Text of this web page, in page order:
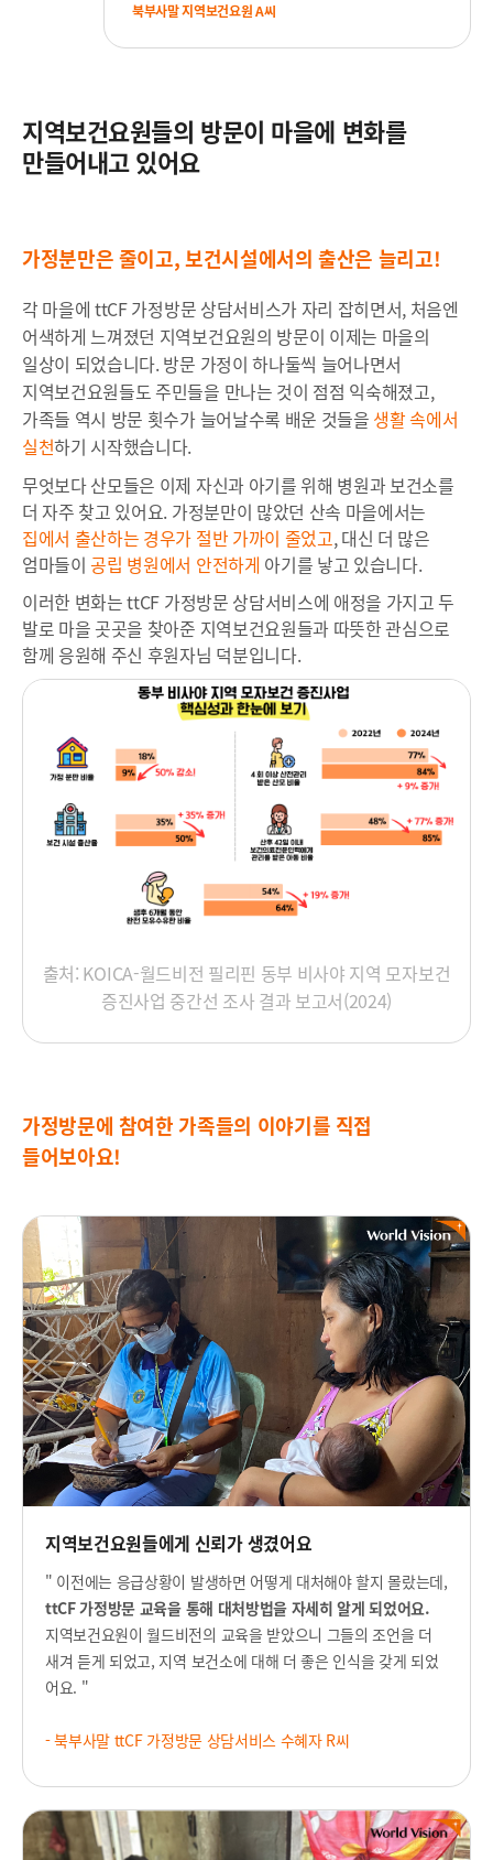
북부사말 지역보건요원 A씨
지역보건요원들의 방문이 마을에 변화를
만들어내고 있어요
가정분만은 줄이고, 보건시설에서의 출산은 늘리고!
각 마을에 ttCF 가정방문 상담서비스가 자리 잡히면서, 처음엔
어색하게 느껴졌던 지역보건요원의 방문이 이제는 마을의
일상이 되었습니다. 방문 가정이 하나둘씩 늘어나면서
지역보건요원들도 주민들을 만나는 것이 점점 익숙해졌고,
가족들 역시 방문 횟수가 늘어날수록 배운 것들을 생활 속에서
실천하기 시작했습니다.
무엇보다 산모들은 이제 자신과 아기를 위해 병원과 보건소를
더 자주 찾고 있어요. 가정분만이 많았던 산속 마을에서는
집에서 출산하는 경우가 절반 가까이 줄었고, 대신 더 많은
엄마들이공립 병원에서 안전하게 아기를 낳고 있습니다.
이러한 변화는 ttCF 가정방문 상담서비스에 애정을 가지고 두
발로 마을 곳곳을 찾아준 지역보건요원들과 따뜻한 관심으로
함께 응원해 주신 후원자님 덕분입니다.
출처: KOICA-월드비전 필리핀 동부 비사야 지역 모자보건
증진사업 중간선 조사 결과 보고서(2024)
가정방문에 참여한 가족들의 이야기를 직접
들어보아요!
지역보건요원들에게 신뢰가 생겼어요
" 이전에는 응급상황이 발생하면 어떻게 대처해야 할지 몰랐는데,
ttCF 가정방문 교육을 통해 대처방법을 자세히 알게 되었어요.
지역보건요원이 월드비전의 교육을 받았으니 그들의조언을 더
새겨 듣게 되었고, 지역 보건소에 대해 더 좋은 인식을 갖게 되었
어요. "
- 북부사말 ttCF 가정방문 상담서비스 수혜자 R씨